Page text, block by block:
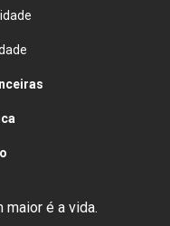
maior é a vida.